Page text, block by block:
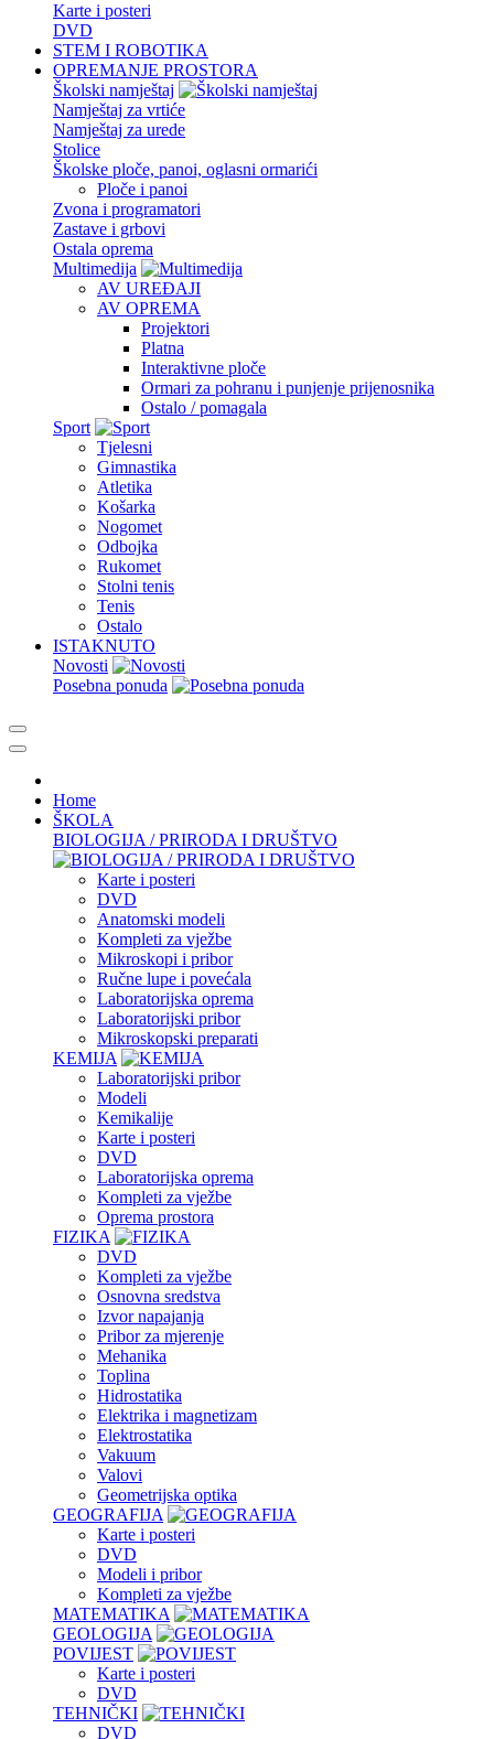
Karte i posteri
DVD
STEM I ROBOTIKA
OPREMANJE PROSTORA
Školski namještaj
Namještaj za vrtiće
Namještaj za urede
Stolice
Školske ploče, panoi, oglasni ormarići
Ploče i panoi
Zvona i programatori
Zastave i grbovi
Ostala oprema
Multimedija
AV UREĐAJI
AV OPREMA
Projektori
Platna
Interaktivne ploče
Ormari za pohranu i punjenje prijenosnika
Ostalo / pomagala
Sport
Tjelesni
Gimnastika
Atletika
Košarka
Nogomet
Odbojka
Rukomet
Stolni tenis
Tenis
Ostalo
ISTAKNUTO
Novosti
Posebna ponuda
Home
ŠKOLA
BIOLOGIJA / PRIRODA I DRUŠTVO
Karte i posteri
DVD
Anatomski modeli
Kompleti za vježbe
Mikroskopi i pribor
Ručne lupe i povećala
Laboratorijska oprema
Laboratorijski pribor
Mikroskopski preparati
KEMIJA
Laboratorijski pribor
Modeli
Kemikalije
Karte i posteri
DVD
Laboratorijska oprema
Kompleti za vježbe
Oprema prostora
FIZIKA
DVD
Kompleti za vježbe
Osnovna sredstva
Izvor napajanja
Pribor za mjerenje
Mehanika
Toplina
Hidrostatika
Elektrika i magnetizam
Elektrostatika
Vakuum
Valovi
Geometrijska optika
GEOGRAFIJA
Karte i posteri
DVD
Modeli i pribor
Kompleti za vježbe
MATEMATIKA
GEOLOGIJA
POVIJEST
Karte i posteri
DVD
TEHNIČKI
DVD